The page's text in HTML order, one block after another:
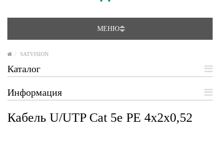
МЕНЮ
SATVISION
Каталог
Информация
Кабель U/UTP Cat 5e PE 4х2х0,52